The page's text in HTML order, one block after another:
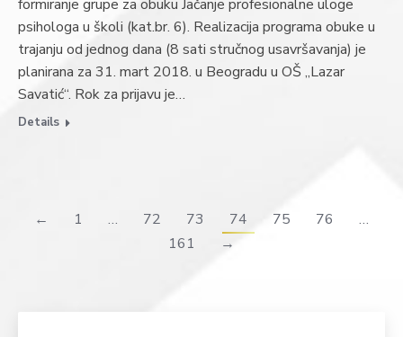
formiranje grupe za obuku Jačanje profesionalne uloge
psihologa u školi (kat.br. 6). Realizacija programa obuke u
trajanju od jednog dana (8 sati stručnog usavršavanja) je
planirana za 31. mart 2018. u Beogradu u OŠ „Lazar
Savatić“. Rok za prijavu je…
Details
← 1 … 72 73 74 75 76
…
161
→